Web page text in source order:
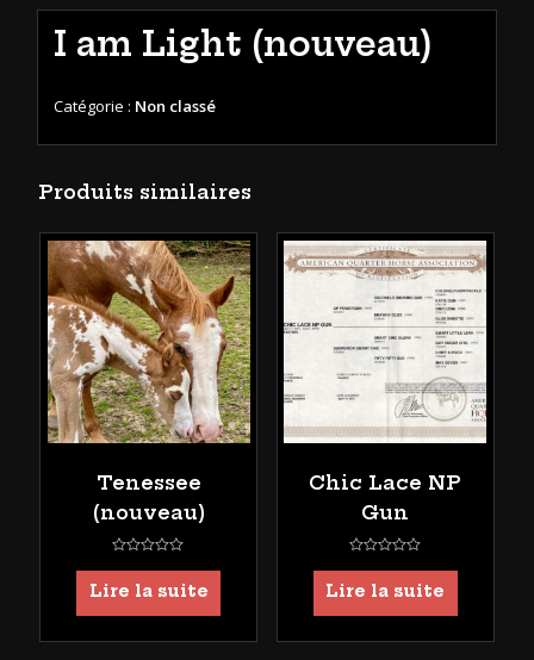
I am Light (nouveau)
Catégorie : Non classé
Produits similaires
Tenessee
(nouveau)
Note
sur
5
Lire la suite
Chic Lace NP
Gun
Note
sur
5
Lire la suite